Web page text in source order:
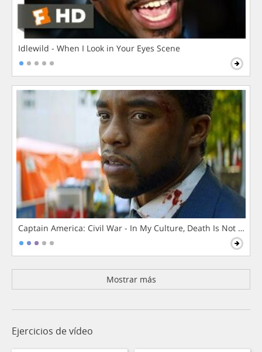
Idlewild - When I Look in Your Eyes Scene
Captain America: Civil War - In My Culture, Death Is Not The
Mostrar más
Ejercicios de vídeo